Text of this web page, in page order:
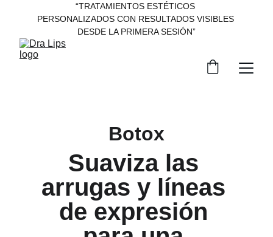
“TRATAMIENTOS ESTÉTICOS
PERSONALIZADOS CON RESULTADOS VISIBLES
DESDE LA PRIMERA SESIÓN”
Botox
Suaviza las
arrugas y líneas
de expresión